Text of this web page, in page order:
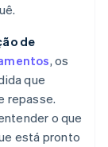
de
, os
que
repasse.
o que
está pronto